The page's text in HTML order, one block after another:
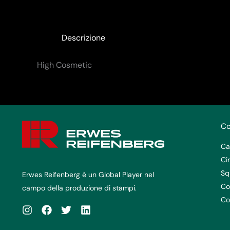
Descrizione
High Cosmetic
Erwes Reifenberg è un Global Player nel
campo della produzione di stampi.